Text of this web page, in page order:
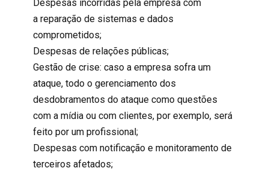
Despesas incorridas pela empresa com
a reparação de sistemas e dados
comprometidos;
Despesas de relações públicas;
Gestão de crise: caso a empresa sofra um
ataque, todo o gerenciamento dos
desdobramentos do ataque como questões
com a mídia ou com clientes, por exemplo, será
feito por um profissional;
Despesas com notificação e monitoramento de
terceiros afetados;